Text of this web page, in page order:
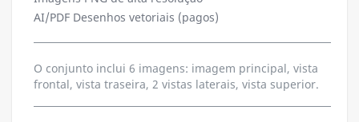
AI/PDF Desenhos vetoriais (pagos)
O conjunto inclui 6 imagens: imagem principal, vista
frontal, vista traseira, 2 vistas laterais, vista superior.